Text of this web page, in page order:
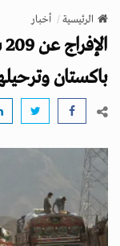
v
i
g
a
n
الرئيسية أخبار
باكستان